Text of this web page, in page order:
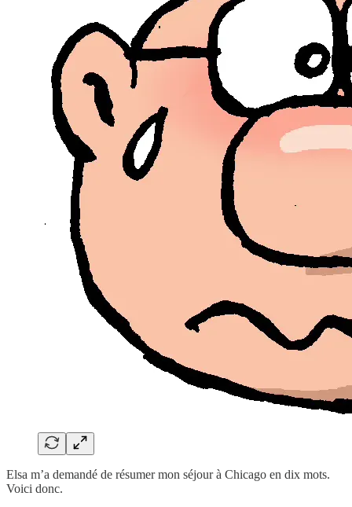
Elsa m’a demandé de résumer mon séjour à Chicago en dix mots.
Voici donc.